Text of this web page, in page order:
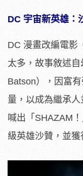
DC 宇宙新英雄：
DC 漫畫改編電影
太多，故事敘述
Batson），因富
量，以成為繼承
喊出「 SHAZAM
級英雄沙贊，並獲